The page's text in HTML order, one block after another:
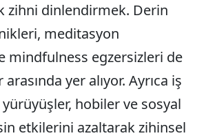
zihni dinlendirmek. Derin
meditasyon
mindfulness egzersizleri de
yer alıyor. Ayrıca iş
yürüyüşler, hobiler ve sosyal
etkilerini azaltarak zihinsel